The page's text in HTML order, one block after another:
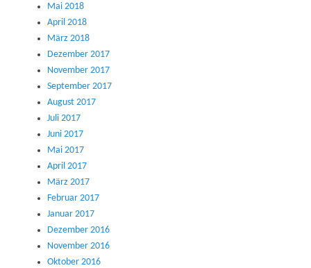
Mai 2018
April 2018
März 2018
Dezember 2017
November 2017
September 2017
August 2017
Juli 2017
Juni 2017
Mai 2017
April 2017
März 2017
Februar 2017
Januar 2017
Dezember 2016
November 2016
Oktober 2016